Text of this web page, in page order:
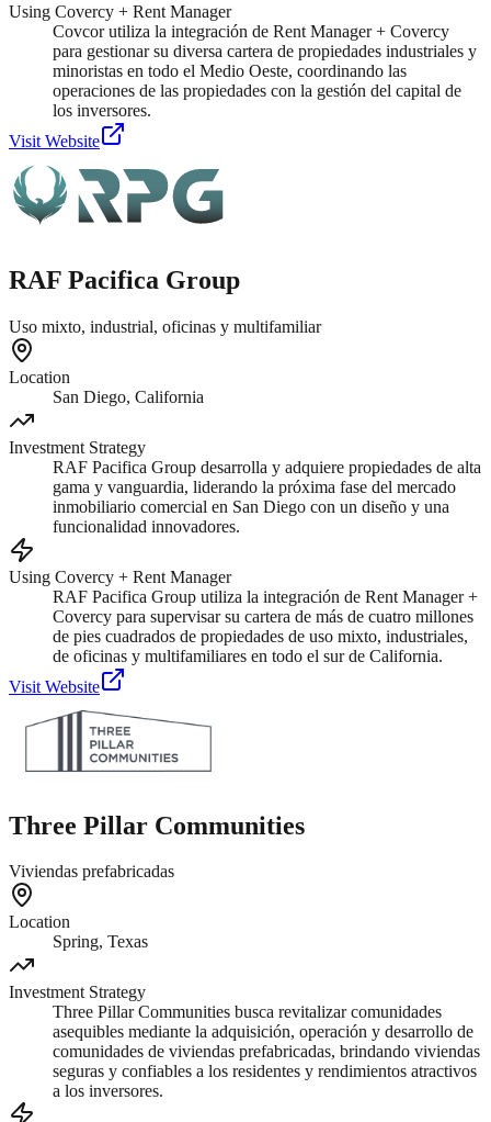
Using Covercy + Rent Manager
Covcor utiliza la integración de Rent Manager + Covercy
para gestionar su diversa cartera de propiedades industriales y
minoristas en todo el Medio Oeste, coordinando las
operaciones de las propiedades con la gestión del capital de
los inversores.
Visit Website
RAF Pacifica Group
Uso mixto, industrial, oficinas y multifamiliar
Location
San Diego, California
Investment Strategy
RAF Pacifica Group desarrolla y adquiere propiedades de alta
gama y vanguardia, liderando la próxima fase del mercado
inmobiliario comercial en San Diego con un diseño y una
funcionalidad innovadores.
Using Covercy + Rent Manager
RAF Pacifica Group utiliza la integración de Rent Manager +
Covercy para supervisar su cartera de más de cuatro millones
de pies cuadrados de propiedades de uso mixto, industriales,
de oficinas y multifamiliares en todo el sur de California.
Visit Website
Three Pillar Communities
Viviendas prefabricadas
Location
Spring, Texas
Investment Strategy
Three Pillar Communities busca revitalizar comunidades
asequibles mediante la adquisición, operación y desarrollo de
comunidades de viviendas prefabricadas, brindando viviendas
seguras y confiables a los residentes y rendimientos atractivos
a los inversores.